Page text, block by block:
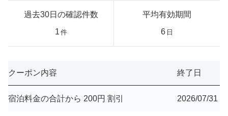
過去30日の確認件数
1件
平均有効期間
6 日
クーポン内容 終了日
宿泊料金の合計から 200円 割引 2026/07/31